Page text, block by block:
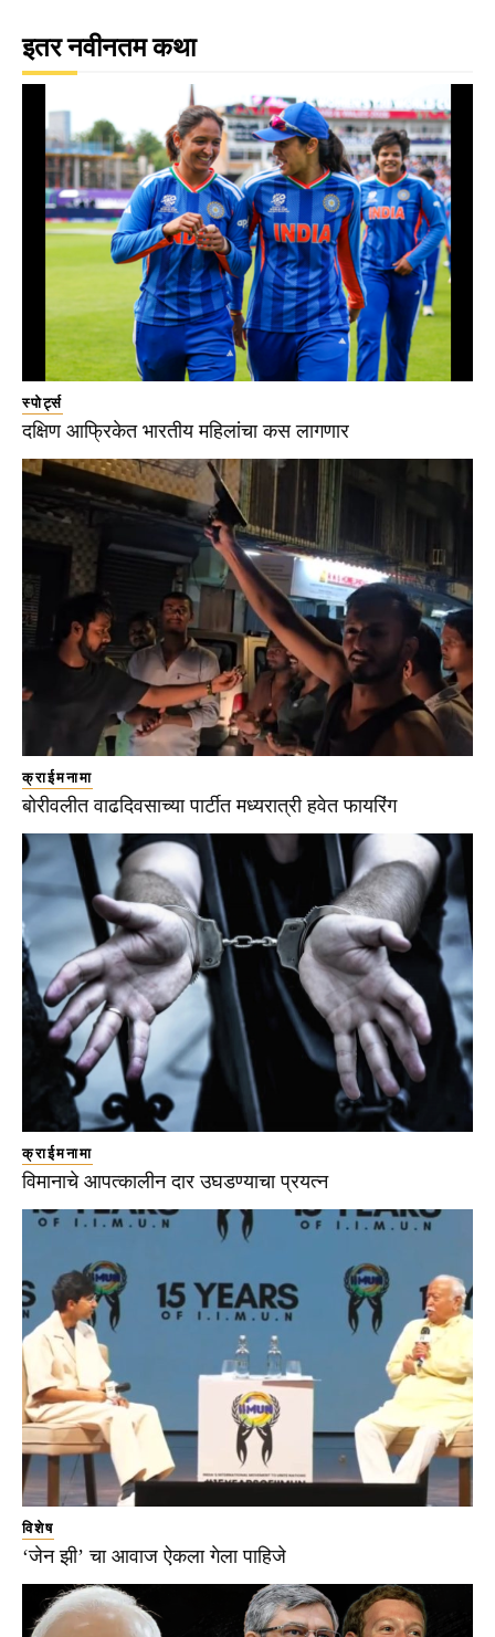
इतर नवीनतम कथा
स्पोर्ट्स
दक्षिण आफ्रिकेत भारतीय महिलांचा कस लागणार
क्राईमनामा
बोरीवलीत वाढदिवसाच्या पार्टीत मध्यरात्री हवेत फायरिंग
क्राईमनामा
विमानाचे आपत्कालीन दार उघडण्याचा प्रयत्न
विशेष
‘जेन झी’ चा आवाज ऐकला गेला पाहिजे